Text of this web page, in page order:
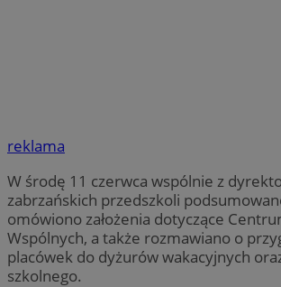
reklama
W środę 11 czerwca wspólnie z
zabrzańskich przedszkoli
omówiono założenia dotyczące
Wspólnych, a także rozmawiano o
placówek do dyżurów wakacyjnych
szkolnego.